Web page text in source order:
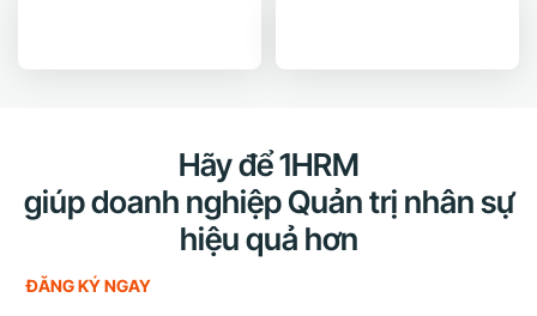
Hãy để 1HRM
giúp doanh nghiệp Quản trị nhân sự
hiệu quả hơn
ĐĂNG KÝ
NGAY